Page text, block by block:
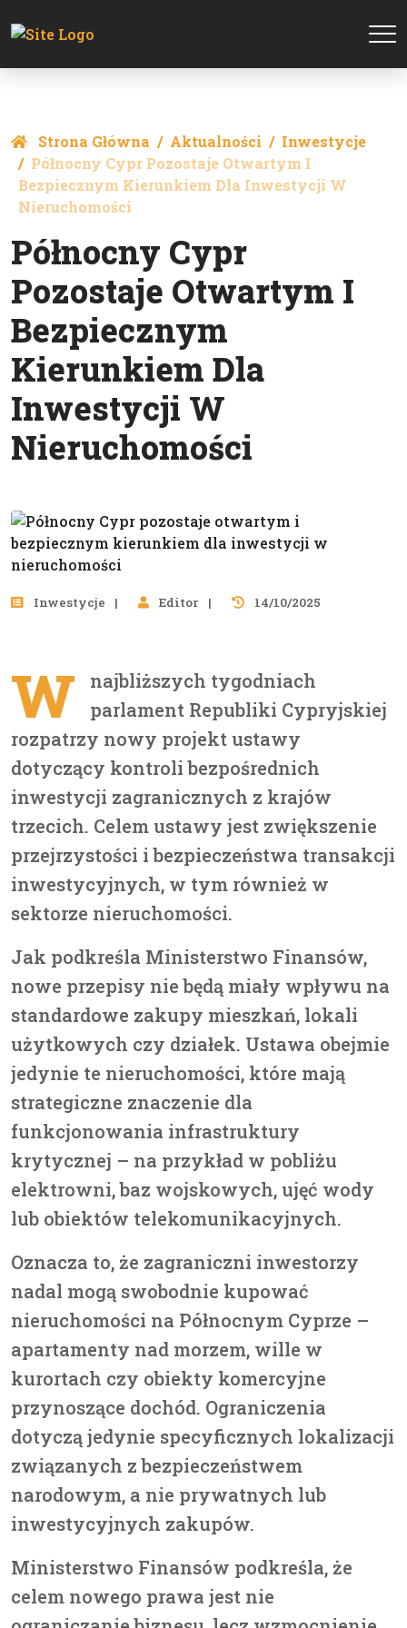
Strona Główna Aktualności
Inwestycje
Północny Cypr Pozostaje Otwartym I
Bezpiecznym Kierunkiem Dla Inwestycji W
Nieruchomości
Północny Cypr
Pozostaje Otwartym I
Bezpiecznym
Kierunkiem Dla
Inwestycji W
Nieruchomości
Inwestycje Editor 14/10/2025
W
najbliższych tygodniach
parlament Republiki Cypryjskiej
rozpatrzy nowy projekt ustawy
dotyczący kontroli bezpośrednich
inwestycji zagranicznych z krajów
trzecich. Celem ustawy jest zwiększenie
przejrzystości i bezpieczeństwa transakcji
inwestycyjnych, w tym również w
sektorze nieruchomości.
Jak podkreśla Ministerstwo Finansów,
nowe przepisy nie będą miały wpływu na
standardowe zakupy mieszkań, lokali
użytkowych czy działek. Ustawa obejmie
jedynie te nieruchomości, które mają
strategiczne znaczenie dla
funkcjonowania infrastruktury
krytycznej – na przykład w pobliżu
elektrowni, baz wojskowych, ujęć wody
lub obiektów telekomunikacyjnych.
Oznacza to, że zagraniczni inwestorzy
nadal mogą swobodnie kupować
nieruchomości na Północnym Cyprze –
apartamenty nad morzem, wille w
kurortach czy obiekty komercyjne
przynoszące dochód. Ograniczenia
dotyczą jedynie specyficznych lokalizacji
związanych z bezpieczeństwem
narodowym, a nie prywatnych lub
inwestycyjnych zakupów.
Ministerstwo Finansów podkreśla, że
celem nowego prawa jest nie